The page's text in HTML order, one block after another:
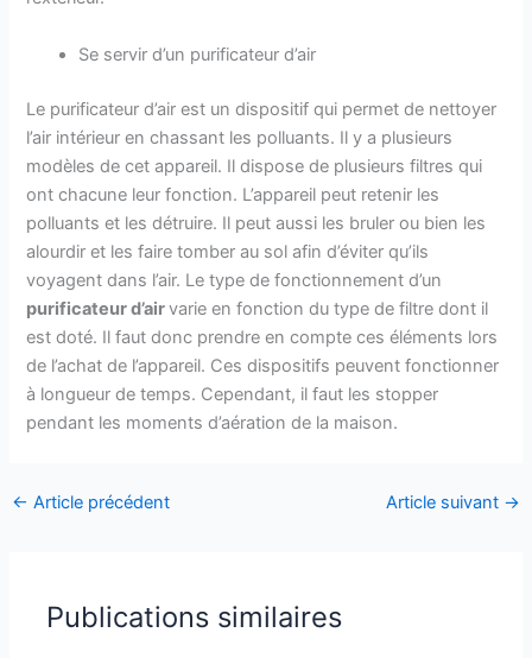
Se servir d’un purificateur d’air
Le purificateur d’air est un dispositif qui permet de nettoyer
l’air intérieur en chassant les polluants. Il y a plusieurs
modèles de cet appareil. Il dispose de plusieurs filtres qui
ont chacune leur fonction. L’appareil peut retenir les
polluants et les détruire. Il peut aussi les bruler ou bien les
alourdir et les faire tomber au sol afin d’éviter qu’ils
voyagent dans l’air. Le type de fonctionnement d’un
purificateur d’airvarie en fonction du type de filtre dont il
est doté. Il faut donc prendre en compte ces éléments lors
de l’achat de l’appareil. Ces dispositifs peuvent fonctionner
à longueur de temps. Cependant, il faut les stopper
pendant les moments d’aération de la maison.
← Article précédent Article suivant →
Publications similaires